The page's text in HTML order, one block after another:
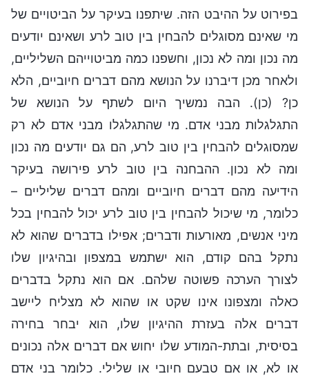
בפירוט על ההיבט הזה. שיתפנו בעיקר על הביטויים של
מי שאינם מסוגלים להבחין בין טוב לרע ושאינם יודעים
מה נכון ומה לא נכון, וחשפנו כמה מביטוייהם השליליים,
ולאחר מכן דיברנו על הנושא מהם דברים חיוביים, הלא
כן? (כן). הבה נמשיך היום לשתף על הנושא של
התגלגלות מבני אדם. מי שהתגלגלו מבני אדם לא רק
שמסוגלים להבחין בין טוב לרע, הם גם יודעים מה נכון
ומה לא נכון. ההבחנה בין טוב לרע פירושה בעיקר
הידיעה מהם דברים חיוביים ומהם דברים שליליים –
כלומר, מי שיכול להבחין בין טוב לרע יכול להבחין בכל
מיני אנשים, מאורעות ודברים; אפילו בדברים שהוא לא
נתקל בהם קודם, הוא ישתמש במצפון ובהיגיון שלו
לצורך הערכה פשוטה שלהם. אם הוא נתקל בדברים
כאלה ומצפונו אינו שקט או שהוא לא מצליח ליישב
דברים אלה בעזרת ההיגיון שלו, הוא יבחר בחירה
בסיסית, ובתת-המודע שלו יחוש אם דברים אלה נכונים
או לא, או אם טבעם חיובי או שלילי. כלומר בני אדם